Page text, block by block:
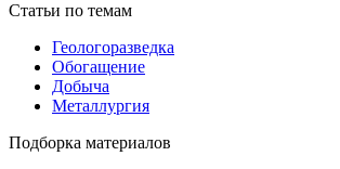
Статьи по темам
Геологоразведка
Обогащение
Добыча
Металлургия
Подборка материалов